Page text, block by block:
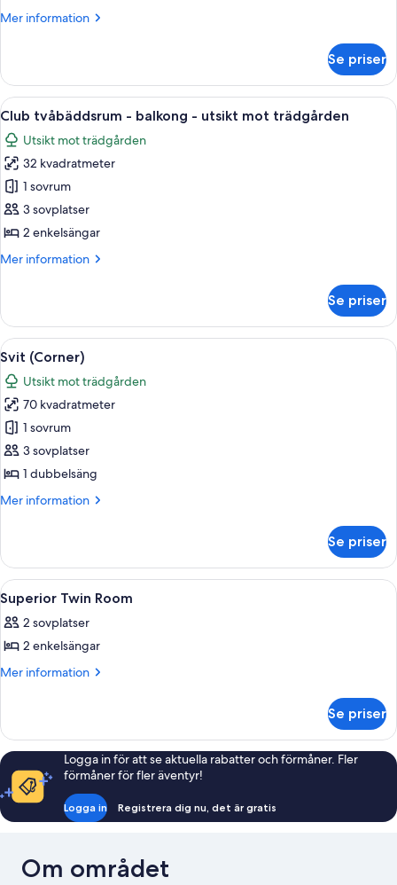
Mer information
Mer
Deluxe
havsutsikt
Se priser
Öppna
alla
foton
för
Club
tvåbäddsrum
-
-
trädgården
Ett hotellrum med två sängar, ett
3
Club tvåbäddsrum - balkong - utsikt mot trädgården
Utsikt mot trädgården
32 kvadratmeter
1 sovrum
3 sovplatser
2 enkelsängar
Mer information
Mer
tvåbäddsrum
balkong
utsikt
mot
trädgården
Se priser
Öppna
alla
foton
för
Svit
(Corner)
Ett hotellrum med en stor säng, ett
6
Svit (Corner)
Utsikt mot trädgården
70 kvadratmeter
1 sovrum
3 sovplatser
1 dubbelsäng
Mer information
Mer
(Corner)
Se priser
Öppna
alla
foton
för
Superior
Minibar, värdeförvaringsskåp på
2
Superior Twin Room
2 sovplatser
2 enkelsängar
Mer information
Mer
Twin
Room
Se priser
Logga in för att se aktuella rabatter och förmåner. Fler
förmåner för fler äventyr!
Logga in Registrera dig nu, det är gratis
Om området